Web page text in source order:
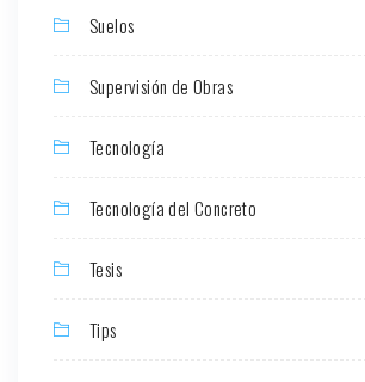
Suelos
Supervisión de Obras
Tecnología
Tecnología del Concreto
Tesis
Tips